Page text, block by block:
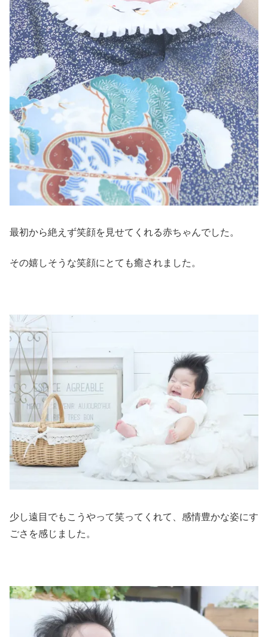
最初から絶えず笑顔を見せてくれる赤ちゃんでした。
その嬉しそうな笑顔にとても癒されました。
少し遠目でもこうやって笑ってくれて、感情豊かな姿にす
ごさを感じました。